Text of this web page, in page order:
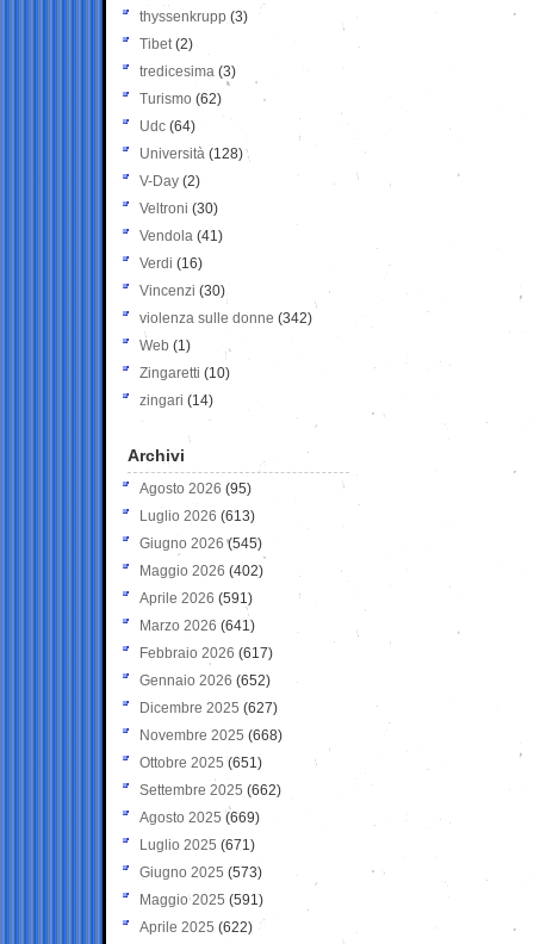
thyssenkrupp (3)
Tibet(2)
tredicesima (3)
Turismo (62)
Udc (64)
Università (128)
V-Day (2)
Veltroni (30)
Vendola (41)
Verdi (16)
Vincenzi (30)
violenza sulle donne (342)
Web (1)
Zingaretti (10)
zingari (14)
Archivi
Agosto 2026 (95)
Luglio 2026 (613)
Giugno 2026 (545)
Maggio 2026 (402)
Aprile 2026 (591)
Marzo 2026 (641)
Febbraio 2026 (617)
Gennaio 2026 (652)
Dicembre 2025 (627)
Novembre 2025 (668)
Ottobre 2025 (651)
Settembre 2025 (662)
Agosto 2025 (669)
Luglio 2025 (671)
Giugno 2025 (573)
Maggio 2025 (591)
Aprile 2025 (622)